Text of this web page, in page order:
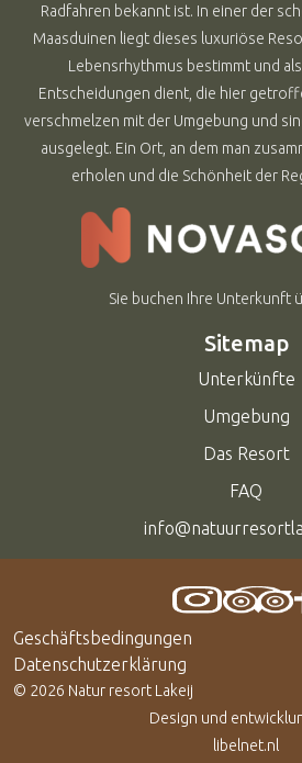
Radfahren bekannt ist. In einer der
Maasduinen liegt dieses luxuriöse
Lebensrhythmus bestimmt und
Entscheidungen dient, die hier
verschmelzen mit der Umgebung und
ausgelegt. Ein Ort, an dem man
erholen und die Schönheit der
Sie buchen Ihre Unterkunft
Sitemap
Unterkünfte
Umgebung
Das Resort
FAQ
© 2026 Natur resort Lakeij
Geschäftsbedingungen
Datenschutzerklärung
Design und
libelnet.nl